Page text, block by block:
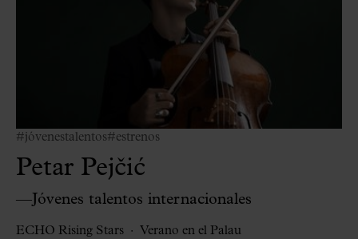
#jóvenestalentos#estrenos
Petar Pejčić
—Jóvenes talentos internacionales
ECHO Rising Stars Verano en el Palau